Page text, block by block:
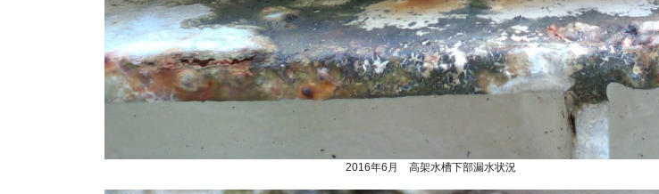
2016年6月 高架水槽下部漏水状況